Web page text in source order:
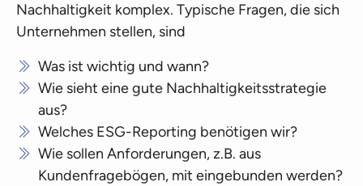
Nachhaltigkeit komplex. Typische Fragen, die sich
Unternehmen stellen, sind
Was ist wichtig und wann?
Wie sieht eine gute Nachhaltigkeitsstrategie
aus?
Welches ESG-Reporting benötigen wir?
Wie sollen Anforderungen, z.B. aus
Kundenfragebögen, mit eingebunden werden?